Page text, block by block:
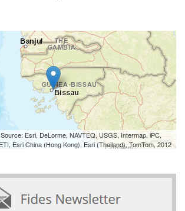
Esri, DeLorme, NAVTEQ, USGS, Intermap, iPC,
Esri China (Hong Kong), Esri (Thailand), TomTom, 2012